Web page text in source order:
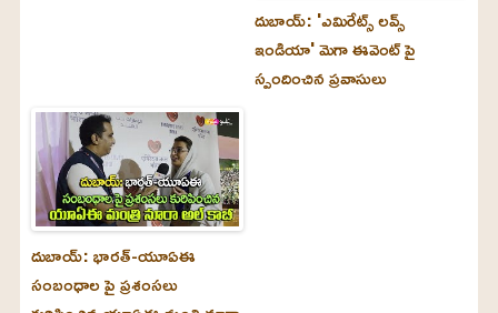
దుబాయ్‌: 'ఎమిరేట్స్ లవ్స్
ఇండియా' మెగా ఈవెంట్ పై
స్పందించిన ప్రవాసులు
దుబాయ్‌: భారత్-యూఏఈ
సంబంధాల పై ప్రశంసలు